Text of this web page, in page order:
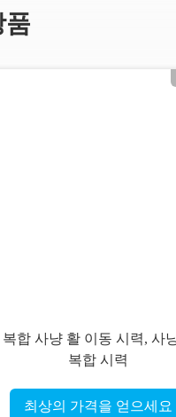
품
복합 사냥 활 이동 시력, 사
복합 시력
최상의 가격을 얻으세요